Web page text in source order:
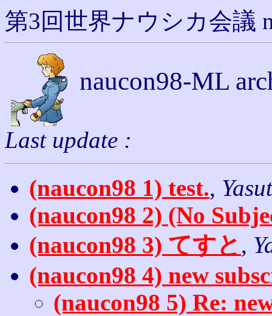
第3回世界ナウシカ会議
naucon98-ML
Last update :
(naucon98 1) test.,
(naucon98 2) (No
(naucon98 3) てすと ,
(naucon98 4) new
(naucon98 5) Re: